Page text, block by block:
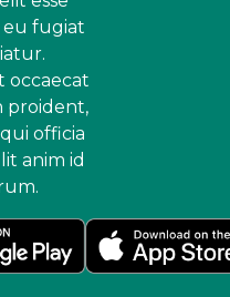
fugiat
occaecat
proident,
officia
anim id